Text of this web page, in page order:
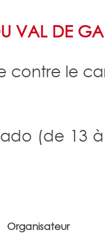
VAL DE
contre le
(de 13
Organisateur